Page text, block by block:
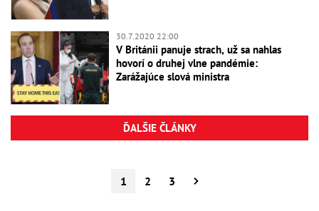
30.7.2020 22:00
V Británii panuje strach, už sa nahlas
hovorí o druhej vlne pandémie:
Zarážajúce slová ministra
ĎALŠIE ČLÁNKY
1 2 3